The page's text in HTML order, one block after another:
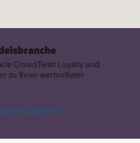
CrowdTwist Loyalty and
zu Ihren wertvollsten
von CrowdTwist